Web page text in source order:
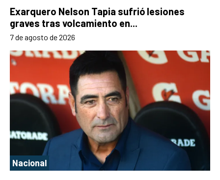
Exarquero Nelson Tapia sufrió lesiones
graves tras volcamiento en...
7 de agosto de 2026
Nacional